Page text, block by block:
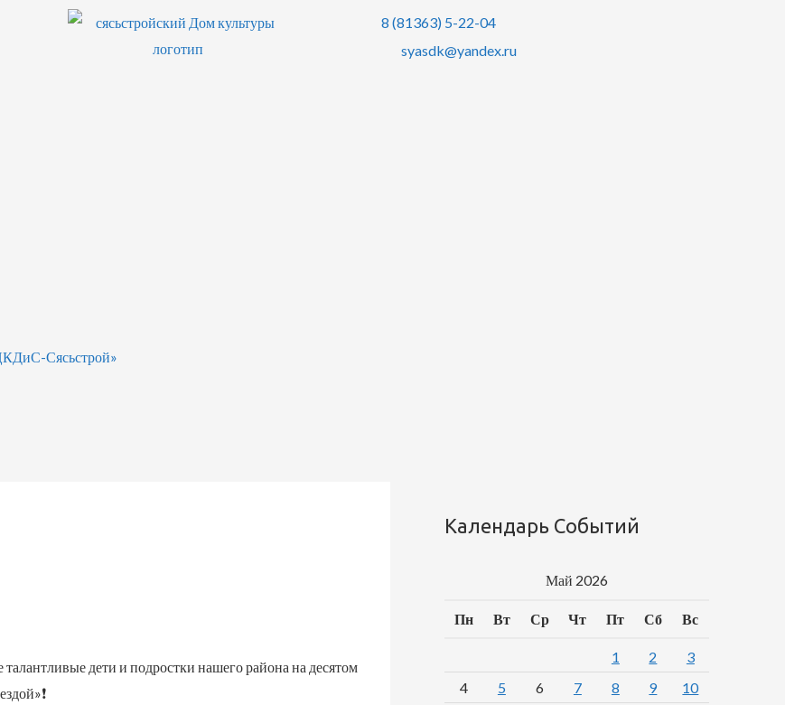
8 (81363) 5-22-04
syasdk@yandex.ru
Сясьстрой»
дети и подростки нашего района на десятом
Календарь Событий
Май 2026
Пн Вт Ср Чт Пт Сб Вс
1 2
3
4
5 6 7 8 9
10